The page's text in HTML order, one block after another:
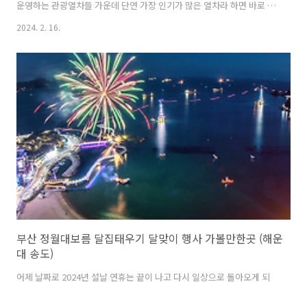
운영하는 관광열차들 가운데 단연 가장 인기가 많은 열차라 하면 바로 V
트레인이라 불리는 백두대간 협곡열차가 아닐까 생각되는데요. 경상북
지형에 깔린 노선 특성 때문인지 지난 여름 집중 호우 때 일부 철로가 유
실되어 한동안 운행이 중지되었다가 다시금 운행을 하기 시작한 관광열
차이기도 합니다. 그래서 운행소식이 꽤 반가운 열차이기도 한데요. 이번
글에서는 백두대간 협곡열차의 운행 노선과 시간표, 그리고 직접 탑승했
던 후기를 소개해 볼까 합니다. 백두대간 협곡열차 (V-트레인) 운행 노선
및 시간표 (..
2024. 2. 16.
부산 정월대보름 달집태우기 달맞이 행사 가볼만한곳 (해운
대 송도)
어제 날짜로 2024년 설날 연휴는 끝이 나고 다시 일상으로 돌아오게 되